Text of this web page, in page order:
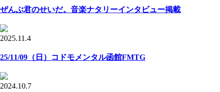
ぜんぶ君のせいだ。音楽ナタリーインタビュー掲載
2025.11.4
25/11/09（日）コドモメンタル函館FMTG
2024.10.7